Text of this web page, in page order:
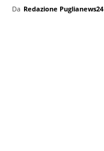
Da Redazione Puglianews24